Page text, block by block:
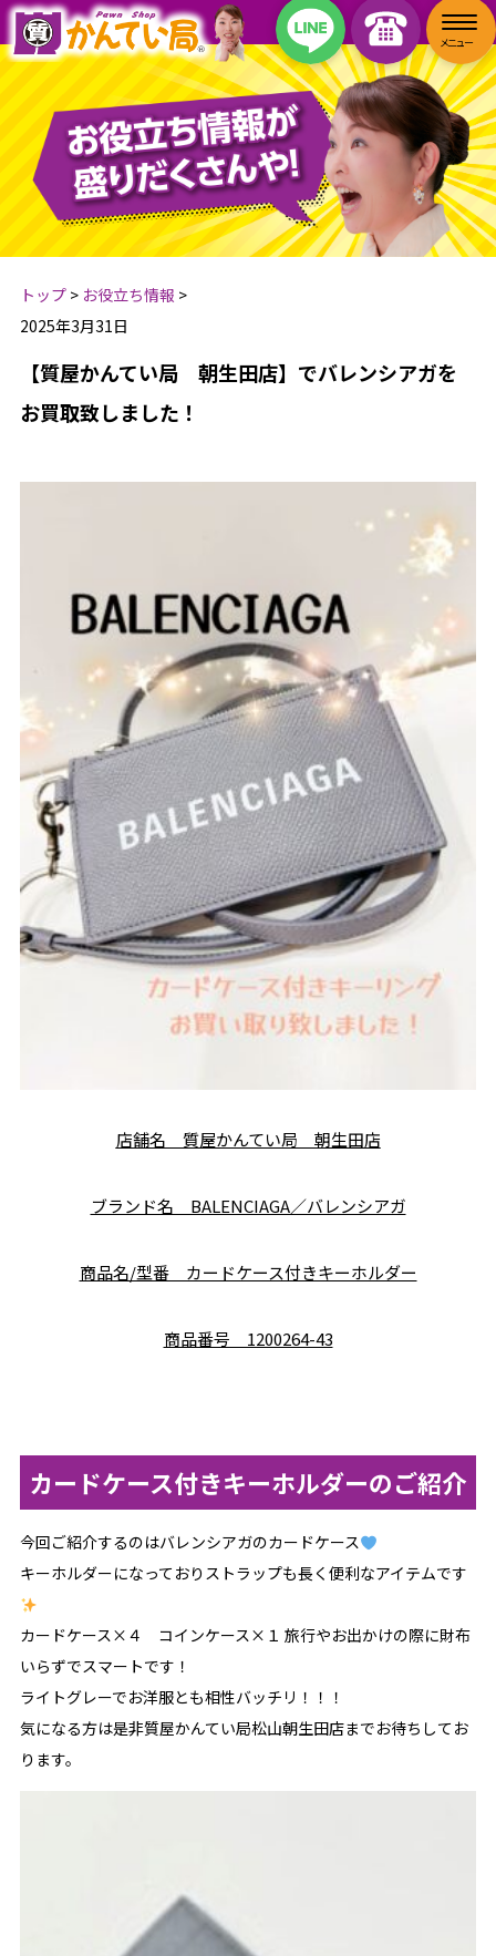
トップ> お役立ち情報 >
2025年3月31日
【質屋かんてい局 朝生田店】でバレンシアガを
お買取致しました！
店舗名 質屋かんてい局 朝生田店
ブランド名 BALENCIAGA／バレンシアガ
商品名/型番 カードケース付きキーホルダー
商品番号 1200264-43
カードケース付きキーホルダーのご紹介
今回ご紹介するのはバレンシアガのカードケース
キーホルダーになっておりストラップも長く便利なアイテムです
カードケース×４ コインケース×１ 旅行やお出かけの際に財布
いらずでスマートです！
ライトグレーでお洋服とも相性バッチリ！！！
気になる方は是非質屋かんてい局松山朝生田店までお待ちしてお
ります。